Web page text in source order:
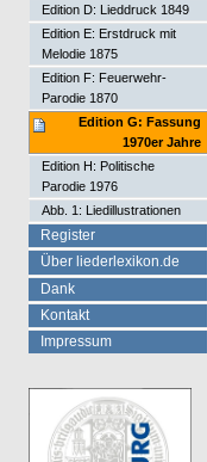
Edition D: Lieddruck 1849
Edition E: Erstdruck mit
Melodie 1875
Edition F: Feuerwehr-
Parodie 1870
Edition G: Fassung
1970er Jahre
Edition H: Politische
Parodie 1976
Abb. 1: Liedillustrationen
Register
Über liederlexikon.de
Dank
Kontakt
Impressum